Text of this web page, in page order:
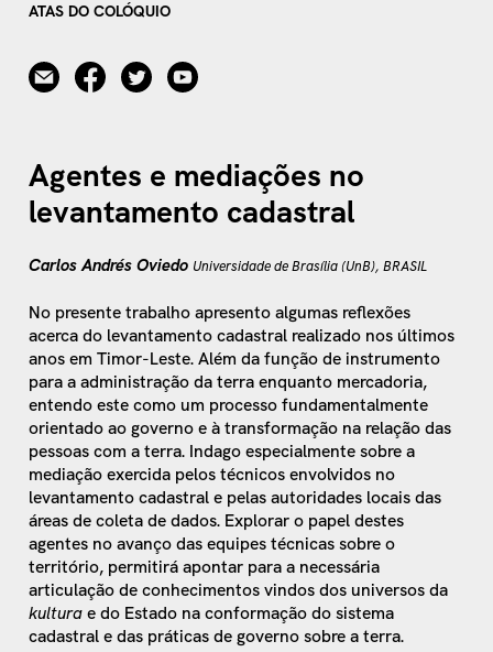
ATAS DO COLÓQUIO
Agentes e mediações no
levantamento cadastral
Carlos Andrés Oviedo Universidade de Brasília (UnB), BRASIL
No presente trabalho apresento algumas reflexões
acerca do levantamento cadastral realizado nos últimos
anos em Timor-Leste. Além da função de instrumento
para a administração da terra enquanto mercadoria,
entendo este como um processo fundamentalmente
orientado ao governo e à transformação na relação das
pessoas com a terra. Indago especialmente sobre a
mediação exercida pelos técnicos envolvidos no
levantamento cadastral e pelas autoridades locais das
áreas de coleta de dados. Explorar o papel destes
agentes no avanço das equipes técnicas sobre o
território, permitirá apontar para a necessária
articulação de conhecimentos vindos dos universos da
kulturae do Estado na conformação do sistema
cadastral e das práticas de governo sobre a terra.